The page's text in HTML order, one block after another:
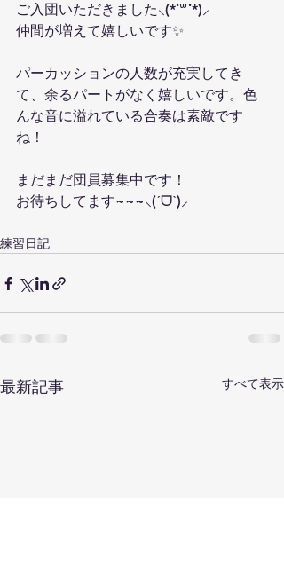
ご入団いただきました⸜(*˙꒳˙*)⸝
仲間が増えて嬉しいです✨️
パーカッションの人数が充実してき
て、余るパートがなく嬉しいです。色
んな音に溢れている合奏は素敵です
ね！
まだまだ団員募集中です！
お待ちしてます~~~⸜(ˊᗜˋ)⸝
練習日記
最新記事 すべて表示